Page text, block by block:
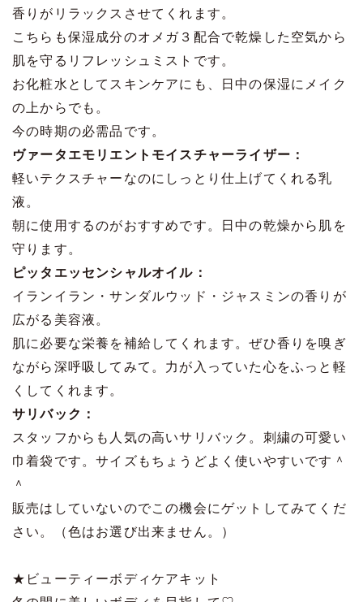
香りがリラックスさせてくれます。
こちらも保湿成分のオメガ３配合で乾燥した空気から
肌を守るリフレッシュミストです。
お化粧水としてスキンケアにも、日中の保湿にメイク
の上からでも。
今の時期の必需品です。
ヴァータエモリエントモイスチャーライザー：
軽いテクスチャーなのにしっとり仕上げてくれる乳
液。
朝に使用するのがおすすめです。日中の乾燥から肌を
守ります。
ピッタエッセンシャルオイル：
イランイラン・サンダルウッド・ジャスミンの香りが
広がる美容液。
肌に必要な栄養を補給してくれます。ぜひ香りを嗅ぎ
ながら深呼吸してみて。力が入っていた心をふっと軽
くしてくれます。
サリバック：
スタッフからも人気の高いサリバック。刺繍の可愛い
巾着袋です。サイズもちょうどよく使いやすいです＾
＾
販売はしていないのでこの機会にゲットしてみてくだ
さい。（色はお選び出来ません。）
★ビューティーボディケアキット